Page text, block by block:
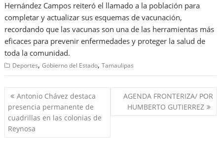
Hernández Campos reiteró el llamado a la población para
completar y actualizar sus esquemas de vacunación,
recordando que las vacunas son una de las herramientas más
eficaces para prevenir enfermedades y proteger la salud de
toda la comunidad.
Deportes,Gobierno del Estado,Tamaulipas
Navegación
de
entradas
Antonio Chávez destaca
presencia permanente de
cuadrillas en las colonias de
Reynosa
AGENDA FRONTERIZA/ POR
HUMBERTO GUTIERREZ